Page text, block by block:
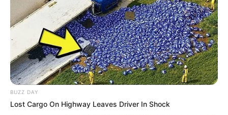
(entspricht dem Längengrad) = 7.9391.
Das Hallenbad Aqua Fit in Schortens (Eingabe
Navigationsgerät: Beethovenstraße Schortens) als
Markierung auf dem Stadtplan bzw. der Landkarte von
OpenStreetMap:
BUZZ DAY
Lost Cargo On Highway Leaves Driver In Shock